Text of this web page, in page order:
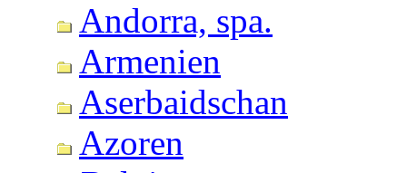
Andorra, spa.
Armenien
Aserbaidschan
Azoren